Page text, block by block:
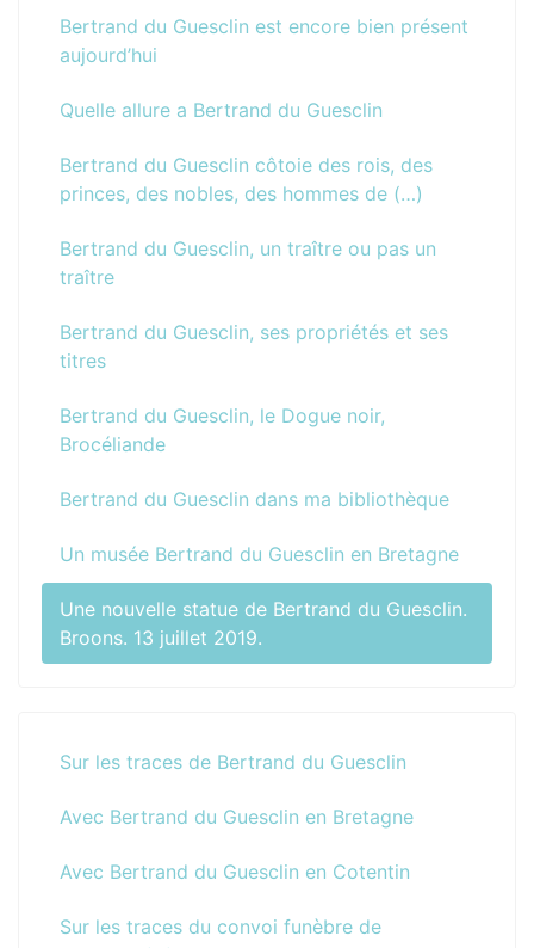
Bertrand du Guesclin est encore bien présent
aujourd’hui
Quelle allure a Bertrand du Guesclin
Bertrand du Guesclin côtoie des rois, des
princes, des nobles, des hommes de (…)
Bertrand du Guesclin, un traître ou pas un
traître
Bertrand du Guesclin, ses propriétés et ses
titres
Bertrand du Guesclin, le Dogue noir,
Brocéliande
Bertrand du Guesclin dans ma bibliothèque
Un musée Bertrand du Guesclin en Bretagne
Une nouvelle statue de Bertrand du Guesclin.
Broons. 13 juillet 2019.
Sur les traces de Bertrand du Guesclin
Avec Bertrand du Guesclin en Bretagne
Avec Bertrand du Guesclin en Cotentin
Sur les traces du convoi funèbre de